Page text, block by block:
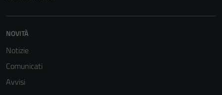
NOVITÀ
Notizie
Comunicati
Avvisi